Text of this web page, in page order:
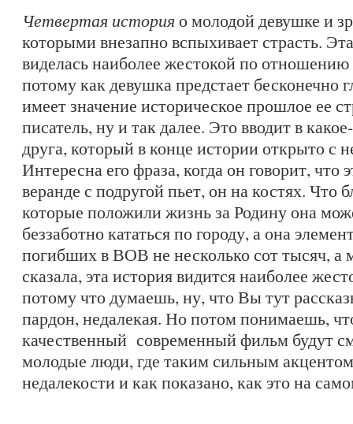
Четвертая историяо молодой девушке и
которыми внезапно вспыхивает страсть.
виделась наиболее жестокой по
потому как девушка предстает бесконечно
имеет значение историческое прошлое ее
писатель, ну и так далее. Это вводит в
друга, который в конце истории открыто с
Интересна его фраза, когда он говорит, что
веранде с подругой пьет, он на костях. Что
которые положили жизнь за Родину она
беззаботно кататься по городу, а она
погибших в ВОВ не несколько сот тысяч,
сказала, эта история видится наиболее
потому что думаешь, ну, что Вы тут
пардон, недалекая. Но потом понимаешь,
качественный современный фильм будут
молодые люди, где таким сильным
недалекости и как показано, как это на